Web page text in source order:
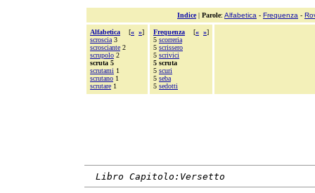
Indice| Parole: Alfabetica - Frequenza -
Alfabetica [« »]
scroscia 3
scrosciante 2
scrupolo 2
scruta 5
scrutami 1
scrutano 1
scrutare 1
Frequenza [« »]
5 scorreria
5 scrissero
5 scrivici
5 scruta
5 scuri
5 seba
5 sedotti
Libro Capitolo:Versetto